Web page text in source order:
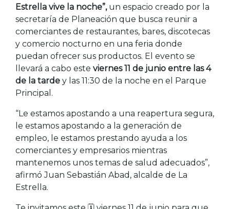
Estrella vive la noche”,un espacio creado por la
secretaría de Planeación que busca reunir a
comerciantes de restaurantes, bares, discotecas
y comercio nocturno en una feria donde
puedan ofrecer sus productos. El evento se
llevará a cabo este viernes 11 de junio entre las 4
de la tarde y las 11:30 de la noche en el Parque
Principal.
“Le estamos apostando a una reapertura segura,
le estamos apostando a la generación de
empleo, le estamos prestando ayuda a los
comerciantes y empresarios mientras
mantenemos unos temas de salud adecuados”,
afirmó Juan Sebastián Abad, alcalde de La
Estrella.